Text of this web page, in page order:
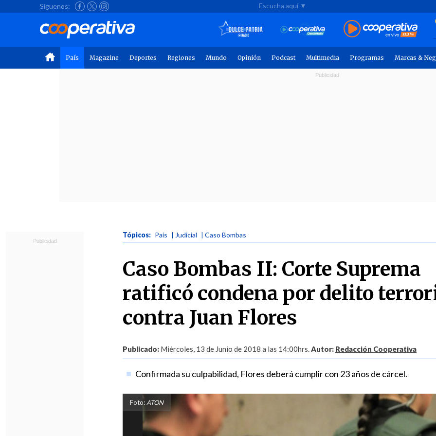
Síguenos: Escucha aquí ▼
País Magazine Deportes Regiones Mundo Opinión Podcast Multimedia Programas Marcas &
Tópicos: País | Judicial | Caso Bombas
Caso Bombas II: Corte Suprema
ratificó condena por delito
contra Juan Flores
Publicado: Miércoles, 13 de Junio de 2018 a las 14:00hrs.Autor: Redacción Cooperativa
Confirmada su culpabilidad, Flores deberá cumplir con 23 años de cárcel.
Foto: ATON